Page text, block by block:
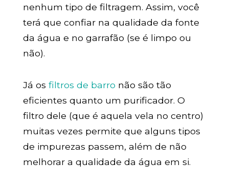
nenhum tipo de filtragem. Assim, você
terá que confiar na qualidade da fonte
da água e no garrafão (se é limpo ou
não).
Já os filtros de barro não são tão
eficientes quanto um purificador. O
filtro dele (que é aquela vela no centro)
muitas vezes permite que alguns tipos
de impurezas passem, além de não
melhorar a qualidade da água em si.